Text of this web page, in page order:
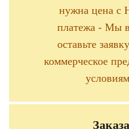
нужна цена с
платежа - Мы
оставьте
коммерческое